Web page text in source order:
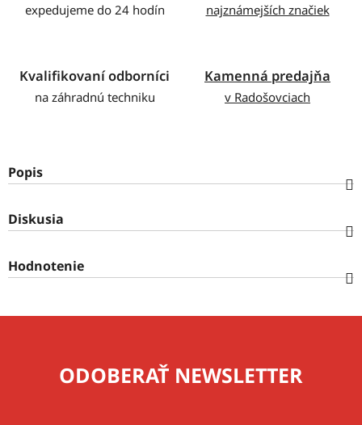
expedujeme do 24 hodín najznámejších značiek
Kvalifikovaní odborníci
na záhradnú techniku
Kamenná predajňa
v Radošovciach
Popis
Diskusia
Hodnotenie
ODOBERAŤ NEWSLETTER